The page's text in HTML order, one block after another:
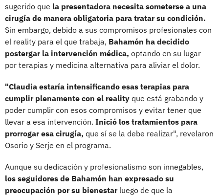
sugerido que la presentadora necesita someterse a una
cirugía de manera obligatoria para tratar su condición.
Sin embargo, debido a sus compromisos profesionales con
el reality para el que trabaja, Bahamón ha decidido
postergar la intervención médica, optando en su lugar
por terapias y medicina alternativa para aliviar el dolor.
"Claudia estaría intensificando esas terapias para
cumplir plenamente con el reality que está grabando y
poder cumplir con esos compromisos y evitar tener que
llevar a esa intervención. Inició los tratamientos para
prorrogar esa cirugía, que sí se la debe realizar", revelaron
Osorio y Serje en el programa.
Aunque su dedicación y profesionalismo son innegables,
los seguidores de Bahamón han expresado su
preocupación por su bienestar luego de que la